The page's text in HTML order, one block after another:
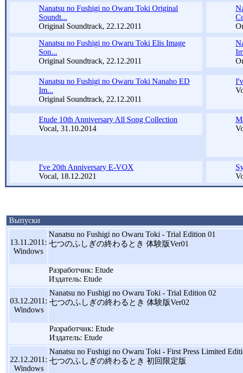
Nanatsu no Fushigi no Owaru Toki Original
Soundt...
Original Soundtrack, 22.12.2011
Nanatsu no Fushigi no Owaru Toki Elis Image
Son...
Original Soundtrack, 22.12.2011
Nanatsu no Fushigi no Owaru Toki Nanaho ED
Im...
Original Soundtrack, 22.12.2011
Etude 10th Anniversary All Song Collection
Vocal, 31.10.2014
I've 20th Anniversary E-VOX
Vocal, 18.12.2021
Выпуски
13.11.2011:
Windows
Nanatsu no Fushigi no Owaru Toki - Trial Edition 01
七つのふしぎの終わるとき 体験版Ver01
Разработчик: Etude
Издатель: Etude
03.12.2011:
Windows
Nanatsu no Fushigi no Owaru Toki - Trial Edition 02
七つのふしぎの終わるとき 体験版Ver02
Разработчик: Etude
Издатель: Etude
22.12.2011:
Windows
Nanatsu no Fushigi no Owaru Toki - First Press Limited
七つのふしぎの終わるとき 初回限定版